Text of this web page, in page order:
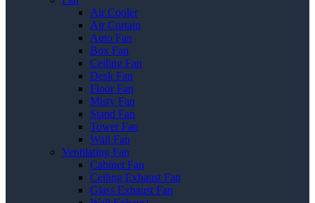
Air Cooler
Air Curtain
Auto Fan
Box Fan
Ceiling Fan
Desk Fan
Floor Fan
Misty Fan
Stand Fan
Tower Fan
Wall Fan
Ventilating Fan
Cabinet Fan
Ceiling Exhaust Fan
Glass Exhaust Fan